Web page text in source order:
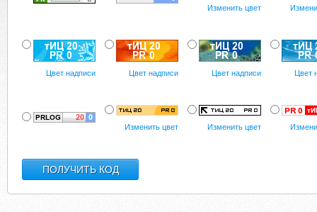
Изменить цвет
Цвет надписи Цвет надписи Цвет надписи Цвет
Изменить цвет Изменить цвет